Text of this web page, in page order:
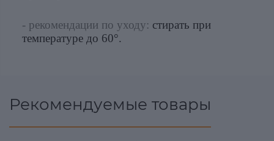
- рекомендации по уходу: стирать при
температуре до 60°.
Рекомендуемые товары